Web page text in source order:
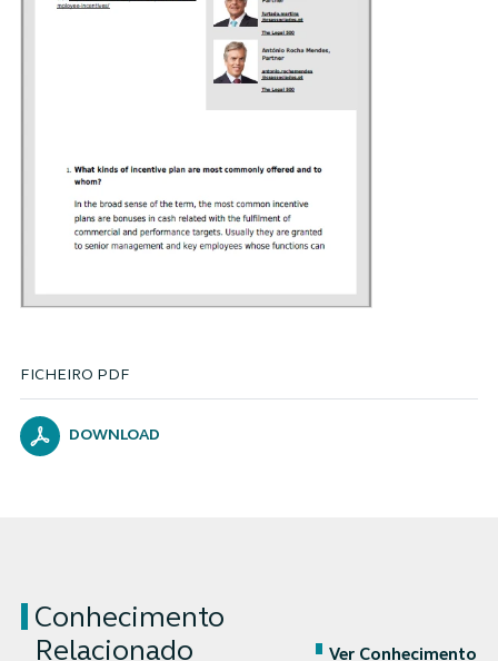
FICHEIRO PDF
DOWNLOAD
Conhecimento
Relacionado
Ver Conhecimento